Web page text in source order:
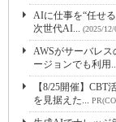
AIに仕事を“任せ
次世代AI... (2025/12/
AWSがサーバレ
ージョンでも利用
【8/25開催】
を見据えた...